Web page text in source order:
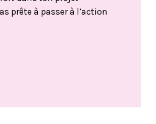
prête à passer à l’action